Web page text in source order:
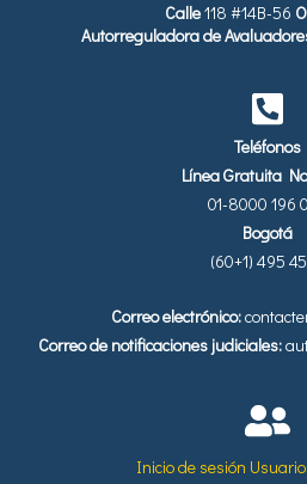
Calle118 #14B-56
Autorreguladora de
Teléfonos
Línea Gratuita
01-8000 196
Bogotá
(60+1) 495
Correo electrónico:
Correo de notificaciones judiciales:
Inicio de sesión